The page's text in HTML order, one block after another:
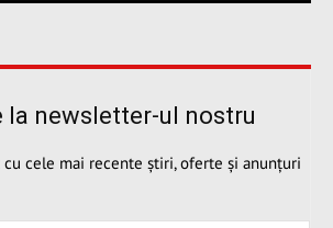
la newsletter-ul nostru
cu cele mai recente știri, oferte și anunțuri